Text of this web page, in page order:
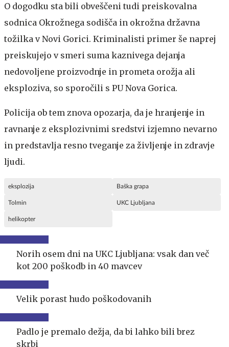
O dogodku sta bili obveščeni tudi preiskovalna
sodnica Okrožnega sodišča in okrožna državna
tožilka v Novi Gorici. Kriminalisti primer še naprej
preiskujejo v smeri suma kaznivega dejanja
nedovoljene proizvodnje in prometa orožja ali
eksploziva, so sporočili s PU Nova Gorica.
Policija ob tem znova opozarja, da je hranjenje in
ravnanje z eksplozivnimi sredstvi izjemno nevarno
in predstavlja resno tveganje za življenje in zdravje
ljudi.
eksplozija Baška grapa
Tolmin UKC Ljubljana
helikopter
Norih osem dni na UKC Ljubljana: vsak dan več
kot 200 poškodb in 40 mavcev
Velik porast hudo poškodovanih
Padlo je premalo dežja, da bi lahko bili brez
skrbi